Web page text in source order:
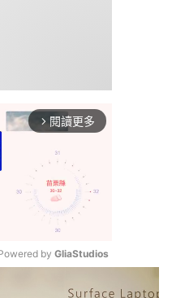
arrow_forward_ios 閱讀更多
by GliaStudios